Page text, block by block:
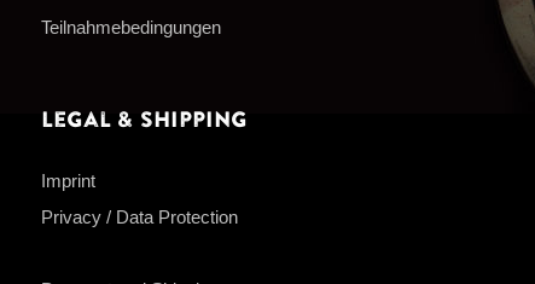
Teilnahmebedingungen
Legal & Shipping
Imprint
Privacy / Data Protection